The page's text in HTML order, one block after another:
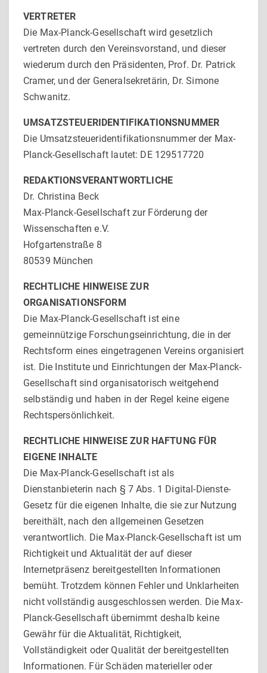
VERTRETER
Die Max-Planck-Gesellschaft wird gesetzlich
vertreten durch den Vereinsvorstand, und dieser
wiederum durch den Präsidenten, Prof. Dr. Patrick
Cramer, und der Generalsekretärin, Dr. Simone
Schwanitz.
UMSATZSTEUERIDENTIFIKATIONSNUMMER
Die Umsatzsteueridentifikationsnummer der Max-
Planck-Gesellschaft lautet: DE 129517720
REDAKTIONSVERANTWORTLICHE
Dr. Christina Beck
Max-Planck-Gesellschaft zur Förderung der
Wissenschaften e.V.
Hofgartenstraße 8
80539 München
RECHTLICHE HINWEISE ZUR
ORGANISATIONSFORM
Die Max-Planck-Gesellschaft ist eine
gemeinnützige Forschungseinrichtung, die in der
Rechtsform eines eingetragenen Vereins organisiert
ist. Die Institute und Einrichtungen der Max-Planck-
Gesellschaft sind organisatorisch weitgehend
selbständig und haben in der Regel keine eigene
Rechtspersönlichkeit.
RECHTLICHE HINWEISE ZUR HAFTUNG FÜR
EIGENE INHALTE
Die Max-Planck-Gesellschaft ist als
Dienstanbieterin nach § 7 Abs. 1 Digital-Dienste-
Gesetz für die eigenen Inhalte, die sie zur Nutzung
bereithält, nach den allgemeinen Gesetzen
verantwortlich. Die Max-Planck-Gesellschaft ist um
Richtigkeit und Aktualität der auf dieser
Internetpräsenz bereitgestellten Informationen
bemüht. Trotzdem können Fehler und Unklarheiten
nicht vollständig ausgeschlossen werden. Die Max-
Planck-Gesellschaft übernimmt deshalb keine
Gewähr für die Aktualität, Richtigkeit,
Vollständigkeit oder Qualität der bereitgestellten
Informationen. Für Schäden materieller oder